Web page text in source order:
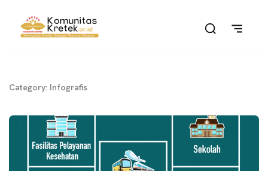
Category: Infografis